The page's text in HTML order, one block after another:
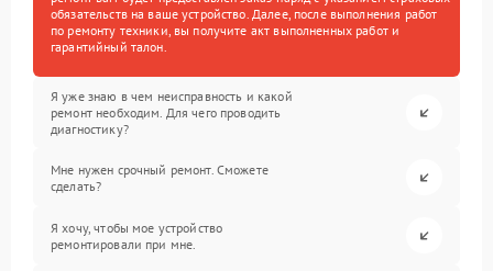
обязательств на ваше устройство. Далее, после выполнения работ
по ремонту техники, вы получите акт выполненных работ и
гарантийный талон.
Я уже знаю в чем неисправность и какой
ремонт необходим. Для чего проводить
диагностику?
Мне нужен срочный ремонт. Сможете
сделать?
Я хочу, чтобы мое устройство
ремонтировали при мне.